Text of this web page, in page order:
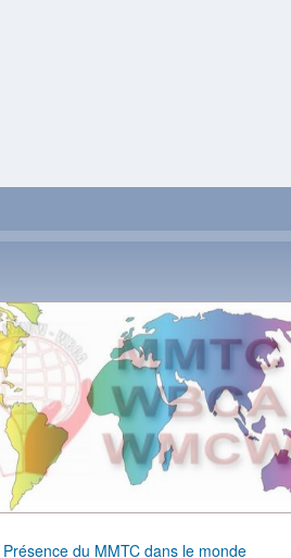
Présence du MMTC dans le monde